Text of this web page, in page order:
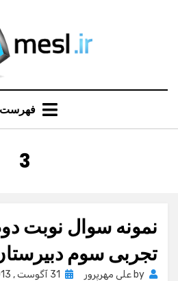
فهرست
:
3
نمونه سوال نوبت
تجربی سوم دبیرستان
by علی مهرپرور
Posted
31 آگوست , 2013